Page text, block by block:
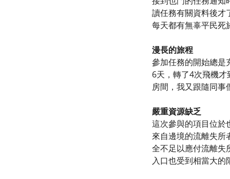
讀任務有關資料後才
每天都有無辜平民死
漫長的旅程
參加任務的開始總是
6天，轉了4次飛機
房間，我又跟隨同事
嚴重資源缺乏
這次參與的項目位於
來自邊境的流離失所
全不足以應付流離失
入口也受到相當大的